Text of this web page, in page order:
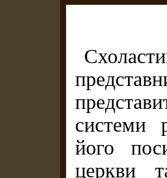
системи
його
церкви